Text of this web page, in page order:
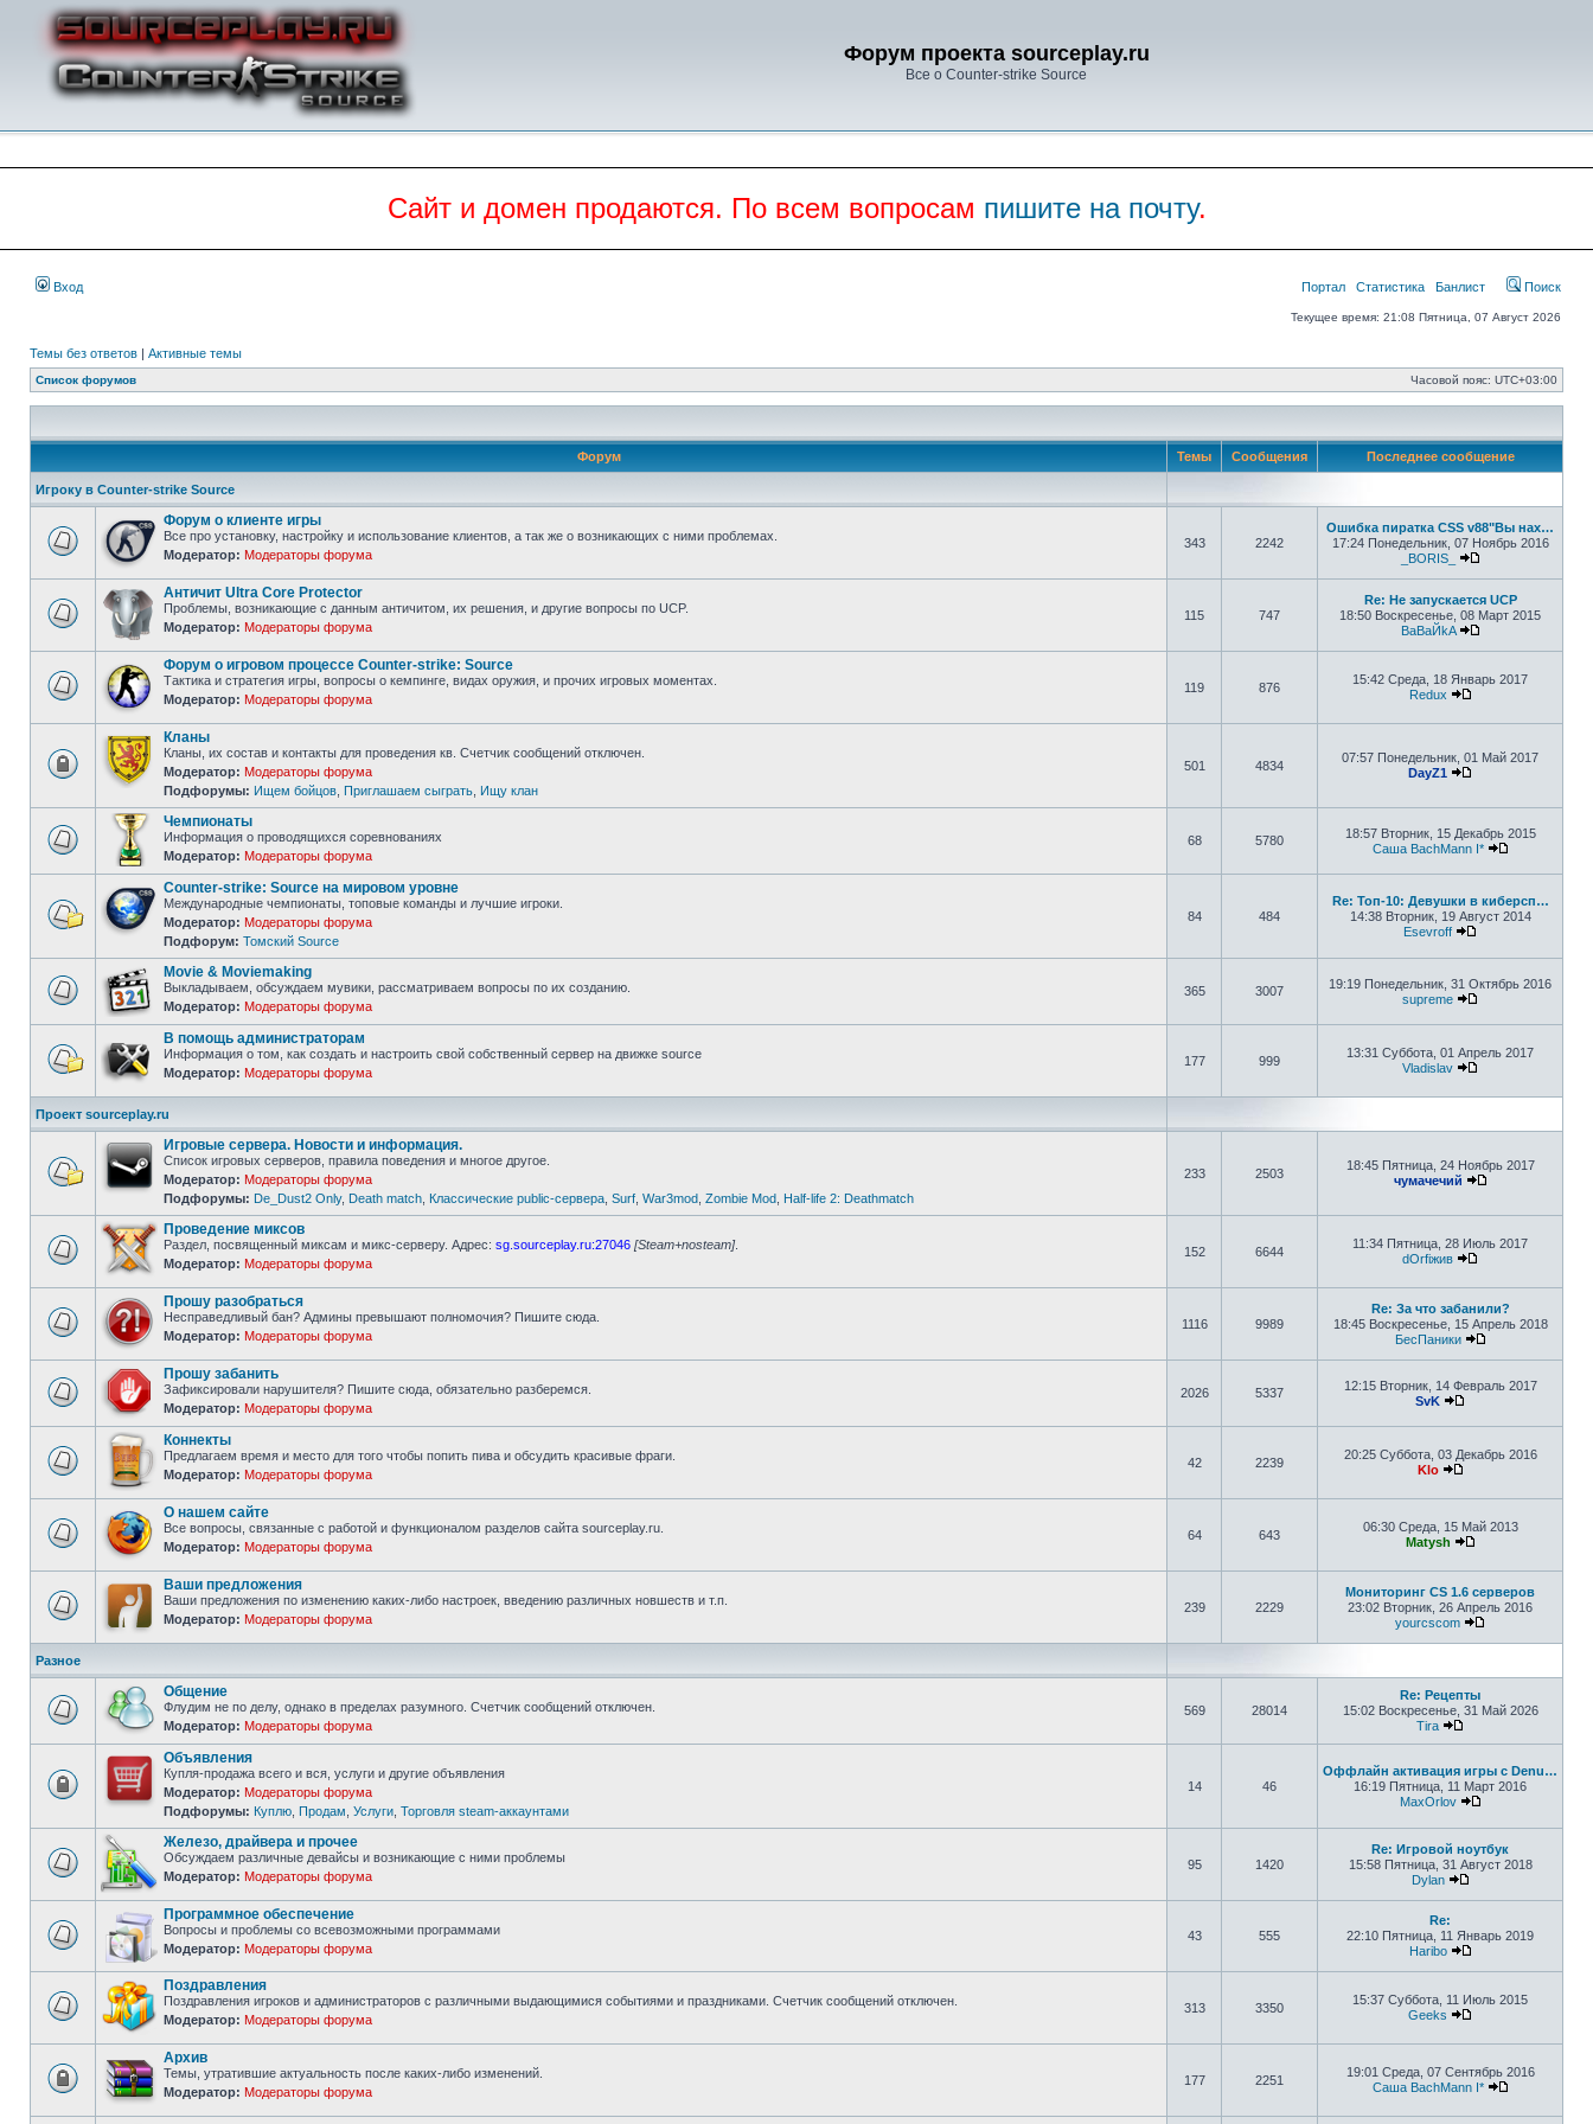
Форум проекта sourceplay.ru
Все о Counter-strike Source
Сайт и домен продаются. По всем вопросам пишите на почту.
Вход Портал Статистика Банлист Поиск
Текущее время: 21:08 Пятница, 07 Август 2026
Темы без ответов | Активные темы
Список форумов Часовой пояс: UTC+03:00
Форум Темы Сообщения Последнее сообщение
Игроку в Counter-strike Source
Нет
сообщений
Форум о клиенте игры
Все про установку, настройку и использование клиентов, а так же о возникающих с ними проблемах.
Модератор: Модераторы форума
343 2242
Ошибка пиратка CSS v88"Вы нах…
17:24 Понедельник, 07 Ноябрь 2016
_BORIS_
Античит Ultra Core Protector
Проблемы, возникающие с данным античитом, их решения, и другие вопросы по UCP.
Модератор: Модераторы форума
115 747
Re: Не запускается UCP
18:50 Воскресенье, 08 Март 2015
BaBaЙkA
Нет
Форум о игровом процессе Counter-strike: Source
Тактика и стратегия игры, вопросы о кемпинге, видах оружия, и прочих игровых моментах.
Модератор: Модераторы форума
119 876
15:42 Среда, 18 Январь 2017
Redux
Форум
Кланы
Кланы, их состав и контакты для проведения кв. Счетчик сообщений отключен.
Модератор: Модераторы форума
Подфорумы: Ищем бойцов Приглашаем сыграть Ищу клан
501 4834
07:57 Понедельник, 01 Май 2017
DayZ1
непрочитанных
сообщений
Чемпионаты
Информация о проводящихся соревнованиях
Модератор: Модераторы форума
68 5780
18:57 Вторник, 15 Декабрь 2015
Саша BachMann I*
непрочитанных
сообщений
Counter-strike: Source на мировом уровне
Международные чемпионаты, топовые команды и лучшие игроки.
Модератор: Модераторы форума
Подфорум: Томский Source
84 484
Re: Топ-10: Девушки в киберсп…
14:38 Вторник, 19 Август 2014
Esevroff
Нет
непрочитанных
Movie & Moviemaking
Выкладываем, обсуждаем мувики, рассматриваем вопросы по их созданию.
Модератор: Модераторы форума
365 3007
19:19 Понедельник, 31 Октябрь 2016
supreme
Нет
В помощь администраторам
Информация о том, как создать и настроить свой собственный сервер на движке source
Модератор: Модераторы форума
177 999
13:31 Суббота, 01 Апрель 2017
Vladislav
Проект sourceplay.ru
Нет
непрочитанных
сообщений
Игровые сервера. Новости и информация.
Список игровых серверов, правила поведения и многое другое.
Модератор: Модераторы форума
Подфорумы: De_Dust2 Only, Death match Классические public-сервера Surf War3mod Zombie Mod Half-life 2: Deathmatch
233 2503
18:45 Пятница, 24 Ноябрь 2017
чумачечий
Нет
сообщений
Проведение миксов
Раздел, посвященный миксам и микс-серверу. Адрес: sg.sourceplay.ru:27046 [Steam+nosteam].
Модератор: Модераторы форума
152 6644
11:34 Пятница, 28 Июль 2017
dOrfiжив
Нет
сообщений
Прошу разобраться
Несправедливый бан? Админы превышают полномочия? Пишите сюда.
Модератор: Модераторы форума
1116 9989
Re: За что забанили?
18:45 Воскресенье, 15 Апрель 2018
БесПаники
Нет
непрочитанных
сообщений
Прошу забанить
Зафиксировали нарушителя? Пишите сюда, обязательно разберемся.
Модератор: Модераторы форума
2026 5337
12:15 Вторник, 14 Февраль 2017
SvK
Нет
Коннекты
Предлагаем время и место для того чтобы попить пива и обсудить красивые фраги.
Модератор: Модераторы форума
42 2239
20:25 Суббота, 03 Декабрь 2016
Klo
Нет
О нашем сайте
Все вопросы, связанные с работой и функционалом разделов сайта sourceplay.ru.
Модератор: Модераторы форума
64 643
06:30 Среда, 15 Май 2013
Matysh
Нет
Ваши предложения
Ваши предложения по изменению каких-либо настроек, введению различных новшеств и т.п.
Модератор: Модераторы форума
239 2229
Мониторинг CS 1.6 серверов
23:02 Вторник, 26 Апрель 2016
yourcscom
Разное
непрочитанных
сообщений
Общение
Флудим не по делу, однако в пределах разумного. Счетчик сообщений отключен.
Модератор: Модераторы форума
569 28014
Re: Рецепты
15:02 Воскресенье, 31 Май 2026
Tira
Форум
Объявления
Купля-продажа всего и вся, услуги и другие объявления
Модератор: Модераторы форума
Подфорумы: Куплю Продам Услуги Торговля steam-аккаунтами
14 46
Оффлайн активация игры с Denu…
16:19 Пятница, 11 Март 2016
MaxOrlov
Нет
сообщений
Железо, драйвера и прочее
Обсуждаем различные девайсы и возникающие с ними проблемы
Модератор: Модераторы форума
95 1420
Re: Игровой ноутбук
15:58 Пятница, 31 Август 2018
Dylan
Нет
непрочитанных
сообщений
Программное обеспечение
Вопросы и проблемы со всевозможными программами
Модератор: Модераторы форума
43 555
Re:
22:10 Пятница, 11 Январь 2019
Haribo
Нет
Поздравления
Поздравления игроков и администраторов с различными выдающимися событиями и праздниками. Счетчик сообщений отключен.
Модератор: Модераторы форума
313 3350
15:37 Суббота, 11 Июль 2015
Geeks
Форум
Архив
Темы, утратившие актуальность после каких-либо изменений.
Модератор: Модераторы форума
177 2251
19:01 Среда, 07 Сентябрь 2016
Саша BachMann I*